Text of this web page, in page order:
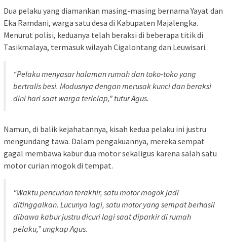
Dua pelaku yang diamankan masing-masing bernama Yayat dan
Eka Ramdani, warga satu desa di Kabupaten Majalengka.
Menurut polisi, keduanya telah beraksi di beberapa titik di
Tasikmalaya, termasuk wilayah Cigalontang dan Leuwisari.
“Pelaku menyasar halaman rumah dan toko-toko yang
bertralis besi. Modusnya dengan merusak kunci dan beraksi
dini hari saat warga terlelap,” tutur Agus.
Namun, di balik kejahatannya, kisah kedua pelaku ini justru
mengundang tawa. Dalam pengakuannya, mereka sempat
gagal membawa kabur dua motor sekaligus karena salah satu
motor curian mogok di tempat.
“Waktu pencurian terakhir, satu motor mogok jadi
ditinggalkan. Lucunya lagi, satu motor yang sempat berhasil
dibawa kabur justru dicuri lagi saat diparkir di rumah
pelaku,” ungkap Agus.